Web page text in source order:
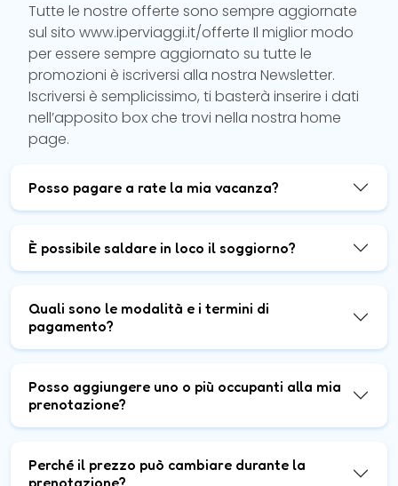
Tutte le nostre offerte sono sempre aggiornate
sul sito www.iperviaggi.it/offerte Il miglior modo
per essere sempre aggiornato su tutte le
promozioni è iscriversi alla nostra Newsletter.
Iscriversi è semplicissimo, ti basterà inserire i dati
nell’apposito box che trovi nella nostra home
page.
Posso pagare a rate la mia vacanza?
È possibile saldare in loco il soggiorno?
Quali sono le modalità e i termini di
pagamento?
Posso aggiungere uno o più occupanti alla mia
prenotazione?
Perché il prezzo può cambiare durante la